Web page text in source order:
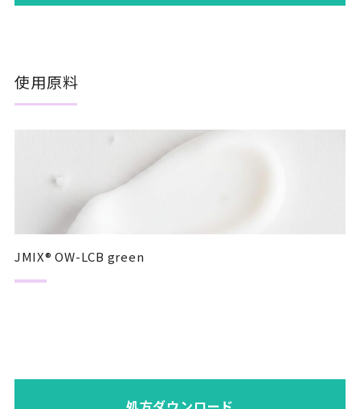
使用原料
JMIX® OW-LCB green